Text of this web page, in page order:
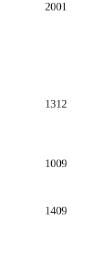
2001
1312
1009
1409